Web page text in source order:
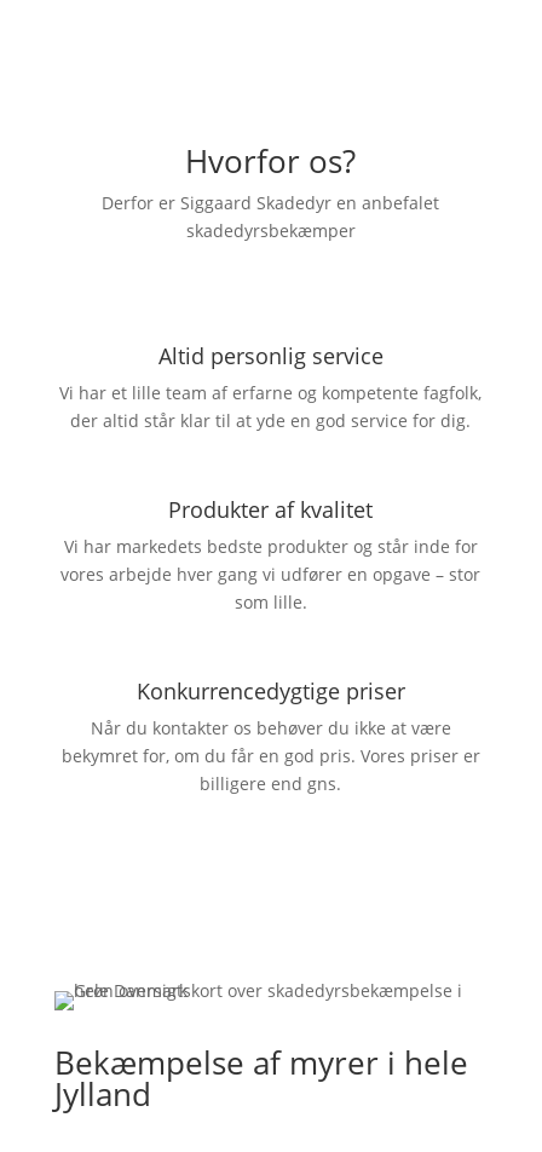
Hvorfor os?
Derfor er Siggaard Skadedyr en anbefalet
skadedyrsbekæmper
Altid personlig service
Vi har et lille team af erfarne og kompetente fagfolk,
der altid står klar til at yde en god service for dig.
Produkter af kvalitet
Vi har markedets bedste produkter og står inde for
vores arbejde hver gang vi udfører en opgave – stor
som lille.
Konkurrencedygtige priser
Når du kontakter os behøver du ikke at være
bekymret for, om du får en god pris. Vores priser er
billigere end gns.
Bekæmpelse af myrer i hele
Jylland